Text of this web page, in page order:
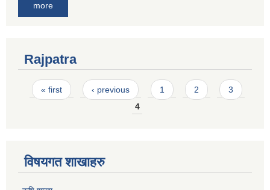
more
Rajpatra
Pages
« first ‹ previous 1 2
3
4
विषयगत शाखाहरु